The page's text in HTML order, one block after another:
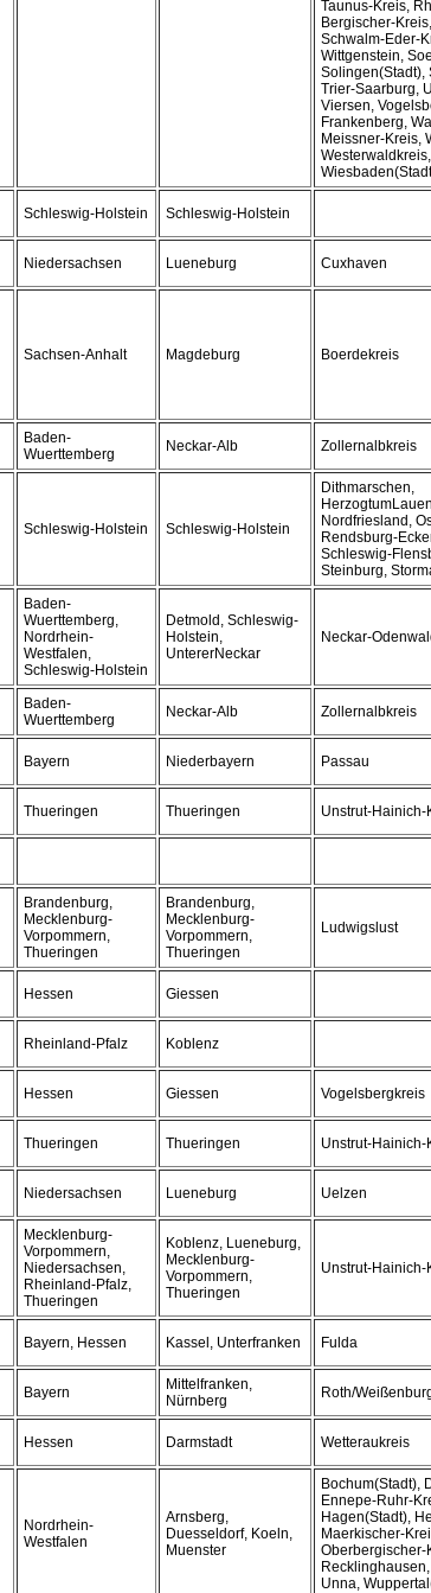
Taunus-Kreis,
Bergischer-
Schwalm-Eder-
Wittgenstein,
Solingen(Stadt),
Trier-Saarburg,
Viersen,
Frankenberg,
Meissner-Kreis,
Schleswig-Holstein Schleswig-Holstein
Niedersachsen Lueneburg Cuxhaven
Sachsen-Anhalt Magdeburg Boerdekreis
Baden-
Wuerttemberg
Neckar-Alb Zollernalbkreis
Schleswig-Holstein Schleswig-Holstein
Dithmarschen,
Nordfriesland,
Rendsburg-
Schleswig-
Steinburg,
Baden-
Wuerttemberg,
Nordrhein-
Westfalen,
Schleswig-Holstein
Detmold, Schleswig-
Holstein,
UntererNeckar
Neckar-
Baden-
Wuerttemberg
Neckar-Alb Zollernalbkreis
Bayern Niederbayern Passau
Thueringen Thueringen Unstrut-Hainich-
Brandenburg,
Mecklenburg-
Vorpommern,
Thueringen
Brandenburg,
Mecklenburg-
Vorpommern,
Thueringen
Ludwigslust
Hessen Giessen
Rheinland-Pfalz Koblenz
Hessen Giessen Vogelsbergkreis
Thueringen Thueringen Unstrut-Hainich-
Niedersachsen Lueneburg Uelzen
Mecklenburg-
Vorpommern,
Niedersachsen,
Rheinland-Pfalz,
Thueringen
Koblenz, Lueneburg,
Mecklenburg-
Vorpommern,
Thueringen
Unstrut-Hainich-
Bayern, Hessen Kassel, Unterfranken Fulda
Bayern
Mittelfranken,
Nürnberg
Roth/
Hessen Darmstadt Wetteraukreis
Nordrhein-
Westfalen
Arnsberg,
Duesseldorf, Koeln,
Muenster
Bochum(Stadt),
Ennepe-Ruhr-
Hagen(Stadt),
Maerkischer-
Oberbergischer-
Unna,